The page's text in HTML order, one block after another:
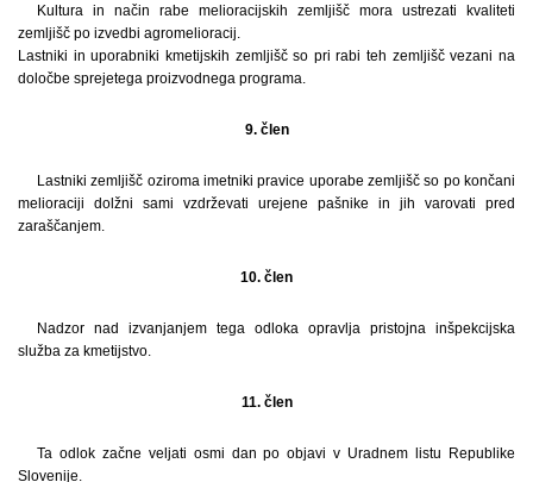
Kultura in način rabe melioracijskih zemljišč mora ustrezati kvaliteti
zemljišč po izvedbi agromelioracij.
Lastniki in uporabniki kmetijskih zemljišč so pri rabi teh zemljišč vezani na
določbe sprejetega proizvodnega programa.
9. člen
Lastniki zemljišč oziroma imetniki pravice uporabe zemljišč so po končani
melioraciji dolžni sami vzdrževati urejene pašnike in jih varovati pred
zaraščanjem.
10. člen
Nadzor nad izvanjanjem tega odloka opravlja pristojna inšpekcijska
služba za kmetijstvo.
11. člen
Ta odlok začne veljati osmi dan po objavi v Uradnem listu Republike
Slovenije.